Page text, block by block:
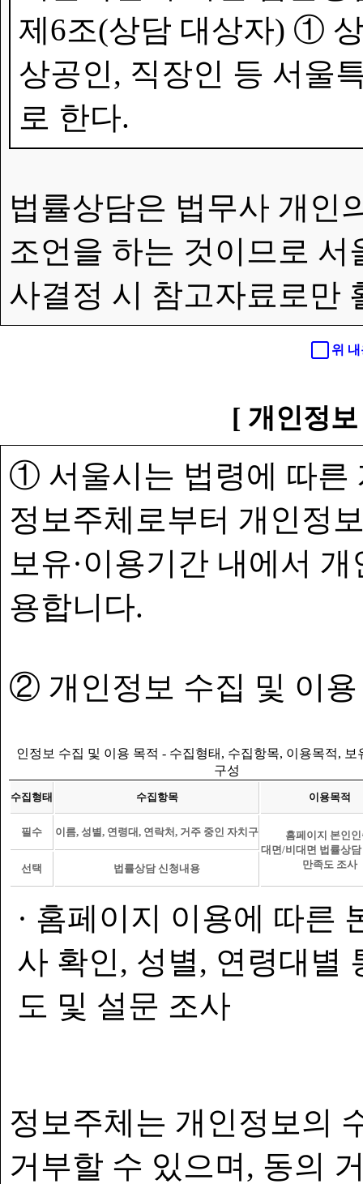
제6조(상담 대상자) ①
상공인, 직장인 등 서울
로 한다.
법률상담은 법무사 개인
조언을 하는 것이므로
사결정 시 참고자료로만
위
[ 개인정
① 서울시는 법령에 따른
정보주체로부터 개인정
보유·이용기간 내에서
용합니다.
② 개인정보 수집 및 이용
인정보 수집 및 이용 목적 - 수집형태, 수집항목, 이용목적, 보
구성
수집형태 수집항목 이용목적
필수 이름, 성별, 연령대, 연락처, 거주 중인 자치구
홈페이지 본인인
대면/비대면 법률상
만족도 조사
선택 법률상담 신청내용
· 홈페이지 이용에 따른
사 확인, 성별, 연령대별
도 및 설문 조사
정보주체는 개인정보의
거부할 수 있으며, 동의